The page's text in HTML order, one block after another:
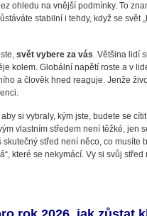
ohledu na vnější podmínky. To
stabilní i tehdy, když se svět
svět vybere za vás. Většina lidí
kolem. Globální napětí roste a v
a člověk hned reaguje. Jenže
aby si vybraly, kým jste, budete se
vlastním středem není těžké,
střed není něco, co musíte
které se nekymácí. Vy si svůj